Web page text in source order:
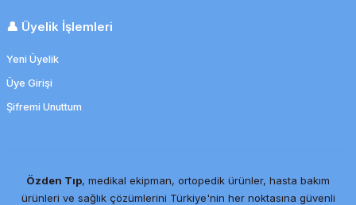
👤 Üyelik İşlemleri
Yeni Üyelik
Üye Girişi
Şifremi Unuttum
Özden Tıp, medikal ekipman, ortopedik ürünler, hasta bakım
ürünleri ve sağlık çözümlerini Türkiye'nin her noktasına güvenli